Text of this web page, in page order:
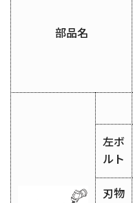
部品名
左ボ
ルト
刃物